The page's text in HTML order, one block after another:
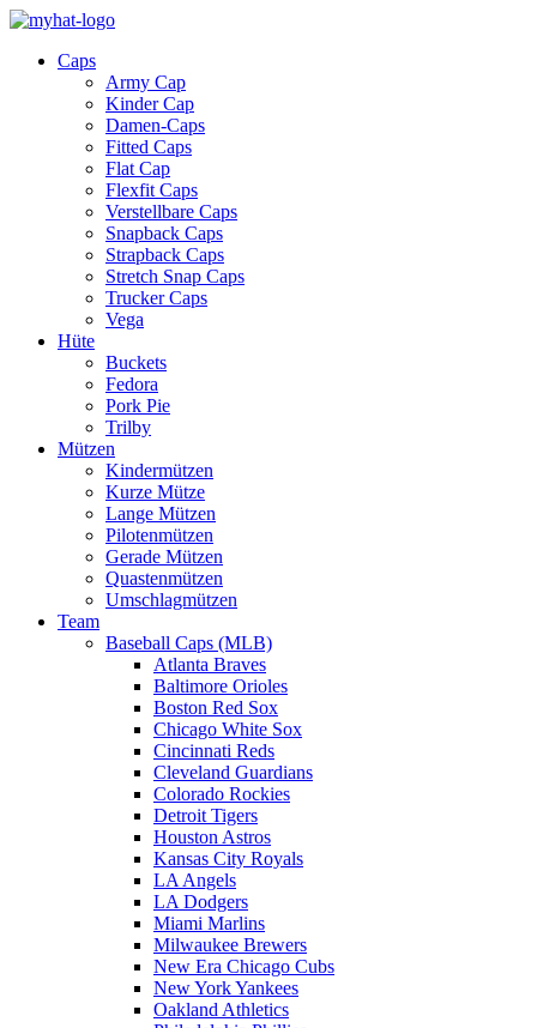
Caps
Army Cap
Kinder Cap
Damen-Caps
Fitted Caps
Flat Cap
Flexfit Caps
Verstellbare Caps
Snapback Caps
Strapback Caps
Stretch Snap Caps
Trucker Caps
Vega
Hüte
Buckets
Fedora
Pork Pie
Trilby
Mützen
Kindermützen
Kurze Mütze
Lange Mützen
Pilotenmützen
Gerade Mützen
Quastenmützen
Umschlagmützen
Team
Baseball Caps (MLB)
Atlanta Braves
Baltimore Orioles
Boston Red Sox
Chicago White Sox
Cincinnati Reds
Cleveland Guardians
Colorado Rockies
Detroit Tigers
Houston Astros
Kansas City Royals
LA Angels
LA Dodgers
Miami Marlins
Milwaukee Brewers
New Era Chicago Cubs
New York Yankees
Oakland Athletics